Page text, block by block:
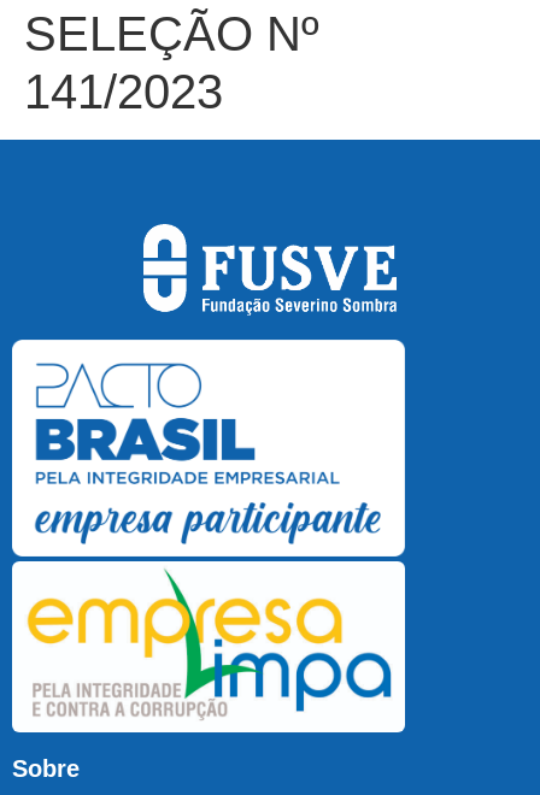
SELEÇÃO Nº
141/2023
Sobre